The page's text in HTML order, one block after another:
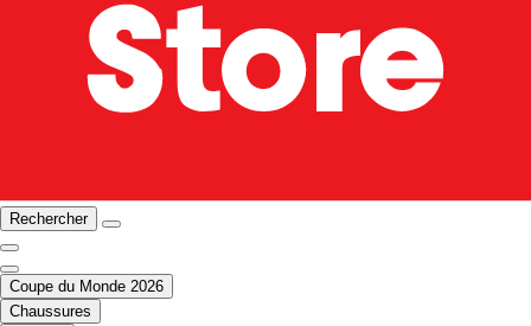
Rechercher
Coupe du Monde 2026
Chaussures